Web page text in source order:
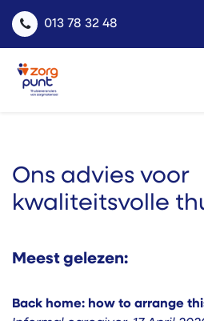
013 78 32 48
Ons advies voor
kwaliteitsvolle
Meest gelezen:
Back home: how to arrange